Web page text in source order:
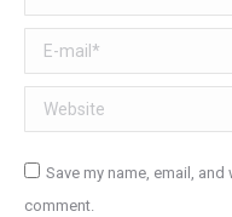
E-mail *
Website
Save my name, email,
comment.